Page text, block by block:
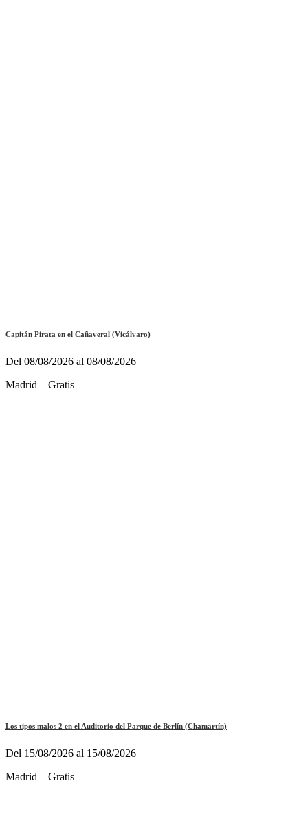
Capitán Pirata en el Cañaveral (Vicálvaro)
Del 08/08/2026 al 08/08/2026
Madrid – Gratis
Los tipos malos 2 en el Auditorio del Parque de Berlín (Chamartín)
Del 15/08/2026 al 15/08/2026
Madrid – Gratis